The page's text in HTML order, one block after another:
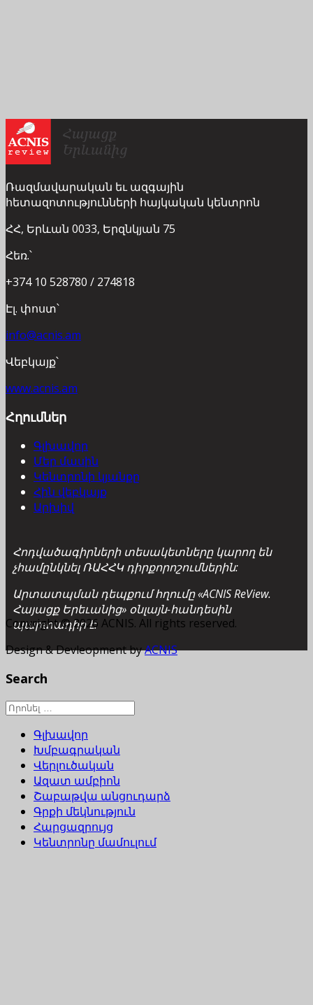
Ռազմավարական եւ ազգային
հետազոտությունների հայկական կենտրոն
ՀՀ, Երևան 0033, Երզնկյան 75
Հեռ.՝
+374 10 528780 / 274818
Էլ. փոստ՝
info@acnis.am
Վեբկայք՝
www.acnis.am
Հղումներ
Գլխավոր
Մեր մասին
Կենտրոնի կյանքը
Հին վեբկայք
Արխիվ
Հոդվածագիրների տեսակետները կարող են
չհամընկնել ՌԱՀՀԿ դիրքորոշումներին:
Արտատպման դեպքում հղումը «ACNIS ReView.
Հայացք Երեւանից» օնլայն-հանդեսին
պարտադիր է:
Copyright © 2026 ACNIS. All rights reserved.
Design & Devleopment byACNIS
Search
Գլխավոր
Խմբագրական
Վերլուծական
Ազատ ամբիոն
Շաբաթվա անցուդարձ
Գրքի մեկնություն
Հարցազրույց
Կենտրոնը մամուլում